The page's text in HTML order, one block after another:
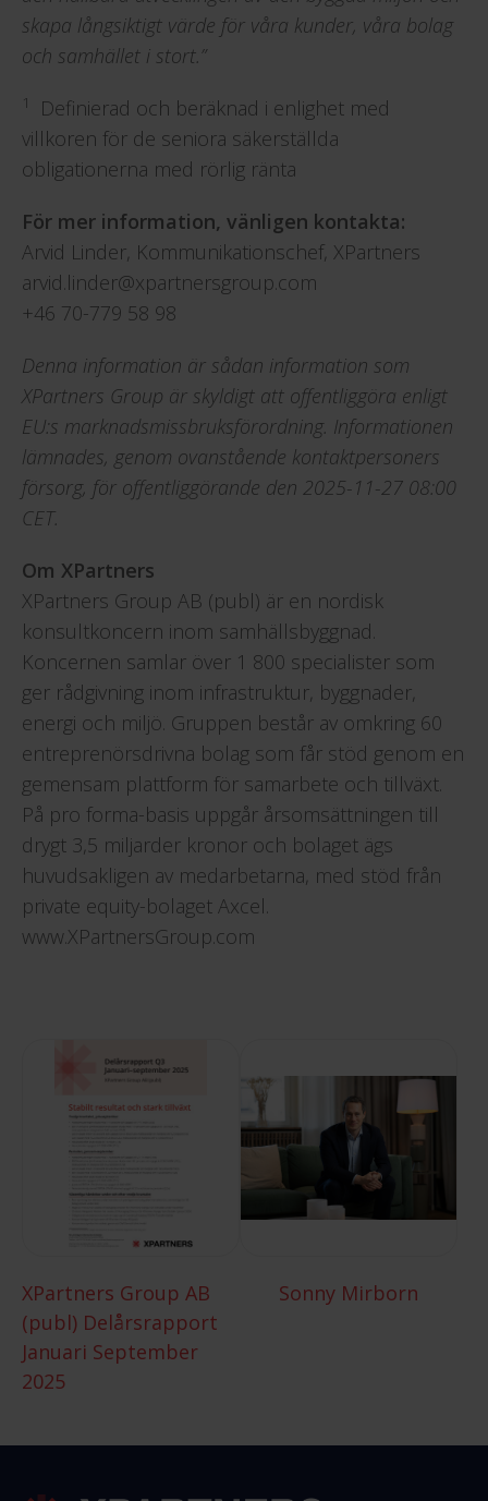
skapa långsiktigt värde för våra kunder, våra bolag
och samhället i stort.”
1
Definierad och beräknad i enlighet med
villkoren för de seniora säkerställda
obligationerna med rörlig ränta
För mer information, vänligen kontakta:
Arvid Linder, Kommunikationschef, XPartners
arvid.linder@xpartnersgroup.com
+46 70-779 58 98
Denna information är sådan information som
XPartners Group är skyldigt att offentliggöra enligt
EU:s marknadsmissbruksförordning. Informationen
lämnades, genom ovanstående kontaktpersoners
försorg, för offentliggörande den 2025-11-27 08:00
CET.
Om XPartners
XPartners Group AB (publ) är en nordisk
konsultkoncern inom samhällsbyggnad.
Koncernen samlar över 1 800 specialister som
ger rådgivning inom infrastruktur, byggnader,
energi och miljö. Gruppen består av omkring 60
entreprenörsdrivna bolag som får stöd genom en
gemensam plattform för samarbete och tillväxt.
På pro forma-basis uppgår årsomsättningen till
drygt 3,5 miljarder kronor och bolaget ägs
huvudsakligen av medarbetarna, med stöd från
private equity-bolaget Axcel.
www.XPartnersGroup.com
XPartners Group AB
(publ) Delårsrapport
Januari September
2025
Sonny Mirborn